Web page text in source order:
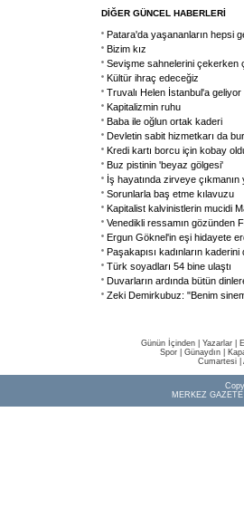
DİĞER GÜNCEL HABERLERİ
Patara'da yaşananların hepsi
Bizim kız
Sevişme sahnelerini çekerken
Kültür ihraç edeceğiz
Truvalı Helen İstanbul'a geliyor
Kapitalizmin ruhu
Baba ile oğlun ortak kaderi
Devletin sabit hizmetkarı da
Kredi kartı borcu için kobay
Buz pistinin 'beyaz gölgesi'
İş hayatında zirveye çıkmanın
Sorunlarla baş etme kılavuzu
Kapitalist kalvinistlerin mucidi
Venedikli ressamın gözünden
Ergun Göknel'in eşi hidayete
Paşakapısı kadınların
Türk soyadları 54 bine ulaştı
Duvarların ardında bütün
Zeki Demirkubuz: "Benim
Günün İçinden Yazarlar
Spor
Günaydın
Cumartesi|
MERKEZ